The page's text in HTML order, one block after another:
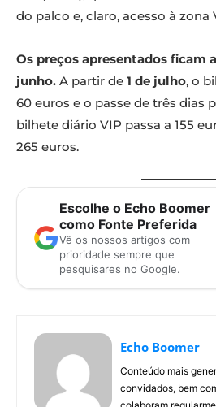
do palco e, claro, acesso à zona
Os preços apresentados ficam
junho. A partir de 1 de julho, o
60 euros e o passe de três dias
bilhete diário VIP passa a 155
265 euros.
Escolhe o Echo Boomer
como Fonte Preferida
Vê os nossos artigos com
prioridade sempre que
pesquisares no Google.
Echo Boomer
Conteúdo mais
convidados, bem